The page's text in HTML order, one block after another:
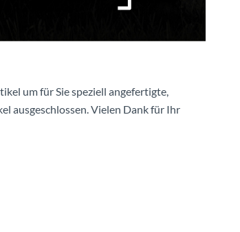
um für Sie speziell angefertigte,
ausgeschlossen. Vielen Dank für Ihr